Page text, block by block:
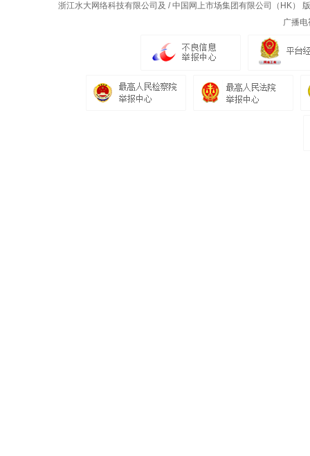
浙江水大网络科技有限公司及 / 中国网上市场集团有限公司（HK）
广播